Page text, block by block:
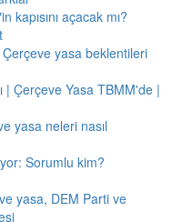
açacak mı?
yasa beklentileri
| Çerçeve Yasa TBMM'de |
yasa neleri nasıl
Sorumlu kim?
yasa, DEM Parti ve